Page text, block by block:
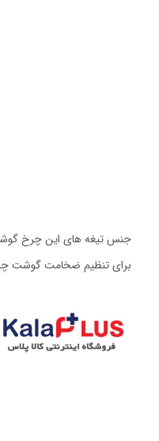
جنس تیغه های این چرخ
برای تنظیم ضخامت گوشت